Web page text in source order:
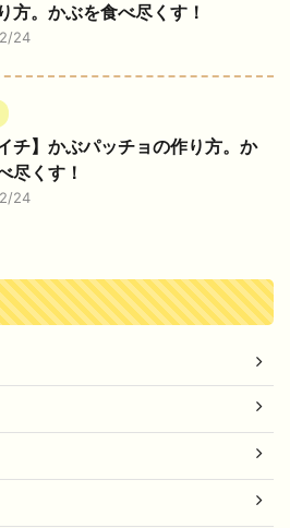
方。かぶを食べ尽くす！
24
イチ】かぶパッチョの作り方。か
尽くす！
24